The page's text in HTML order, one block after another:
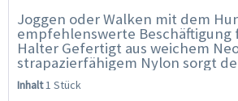
Joggen oder Walken mit dem
empfehlenswerte Beschäftigung
Halter Gefertigt aus weichem
strapazierfähigem Nylon sorgt
einen angenehmen
Inhalt1 Stück